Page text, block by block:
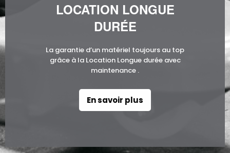
LOCATION LONGUE
DURÉE
La garantie d’un matériel toujours au top
grâce à la Location Longue durée avec
maintenance .
En savoir plus